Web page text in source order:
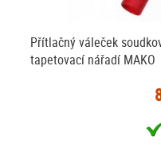
Přítlačný váleček
tapetovací nářadí MAKO